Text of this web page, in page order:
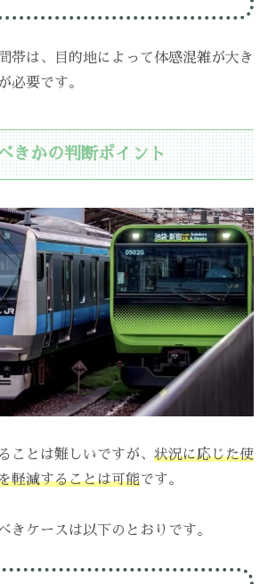
帯は、目的地によって体感混雑が大き
必要です。
きかの判断ポイント
ことは難しいですが、 状況に応じた使
軽減することは可能です。
きケースは以下のとおりです。